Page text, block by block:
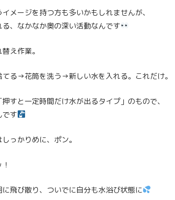
メージを持つ方も多いかもしれませんが、
、なかなか奥の深い活動なんです
え作業。
る→花筒を洗う→新しい水を入れる。これだけ。
すと一定時間だけ水が出るタイプ」のもので、
です
っかりめに、ポン。
飛び散り、ついでに自分も水浴び状態に